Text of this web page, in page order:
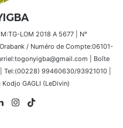
LOM 2018 A 5677 | N°
/ Numéro de Compte:06101-
| Boîte
99460630/93921010 |
GAGLI (LeDivin)
LinkedinInstagram